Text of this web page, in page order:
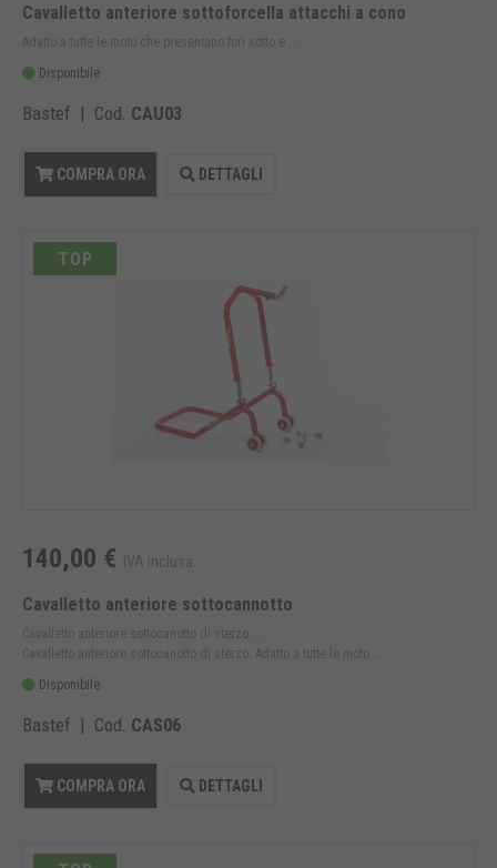
Cavalletto anteriore sottoforcella attacchi a cono
Adatto a tutte le moto che presentano fori sotto e ...
Disponibile
Bastef | Cod. CAU03
COMPRA ORA DETTAGLI
TOP
140,00 € IVA inclusa
Cavalletto anteriore sottocannotto
Cavalletto anteriore sottocanotto di sterzo. ...
Cavalletto anteriore sottocanotto di sterzo. Adatto a tutte le moto ...
Disponibile
Bastef | Cod. CAS06
COMPRA ORA DETTAGLI